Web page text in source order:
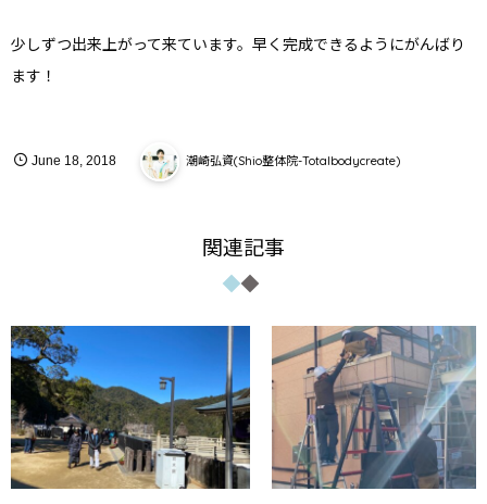
少しずつ出来上がって来ています。早く完成できるようにがんばり
ます！
June 18,2018 潮崎弘資(Shio整体院-Totalbodycreate)
関連記事